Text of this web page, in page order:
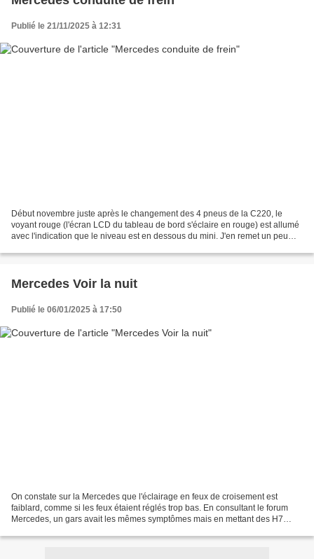
Publié le 21/11/2025 à 12:31
Début novembre juste après le changement des 4 pneus de la C220, le
voyant rouge (l'écran LCD du tableau de bord s'éclaire en rouge) est allumé
avec l'indication que le niveau est en dessous du mini. J'en remet un peu
Mercedes Voir la nuit
Publié le 06/01/2025 à 17:50
On constate sur la Mercedes que l'éclairage en feux de croisement est
faiblard, comme si les feux étaient réglés trop bas. En consultant le forum
Mercedes, un gars avait les mêmes symptômes mais en mettant des H7